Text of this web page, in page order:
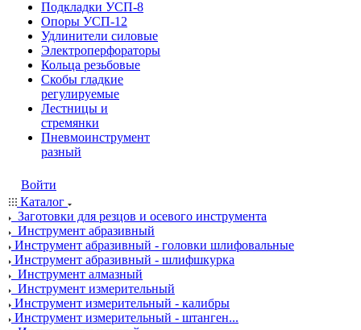
Подкладки УСП-8
Опоры УСП-12
Удлинители силовые
Электроперфораторы
Кольца резьбовые
Скобы гладкие
регулируемые
Лестницы и
стремянки
Пневмоинструмент
разный
Войти
Каталог
Заготовки для резцов и осевого инструмента
Инструмент абразивный
Инструмент абразивный - головки шлифовальные
Инструмент абразивный - шлифшкурка
Инструмент алмазный
Инструмент измерительный
Инструмент измерительный - калибры
Инструмент измерительный - штанген...